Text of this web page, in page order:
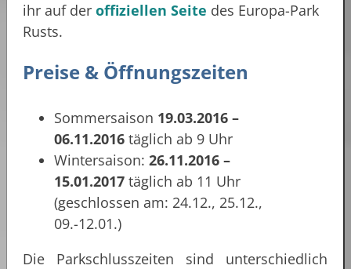
ihr auf der offiziellen Seite des Europa-Park
Rusts.
Preise & Öffnungszeiten
Sommersaison 19.03.2016 –
06.11.2016 täglich ab 9 Uhr
Wintersaison: 26.11.2016 –
15.01.2017 täglich ab 11 Uhr
(geschlossen am: 24.12., 25.12.,
09.-12.01.)
Die Parkschlusszeiten sind unterschiedlich